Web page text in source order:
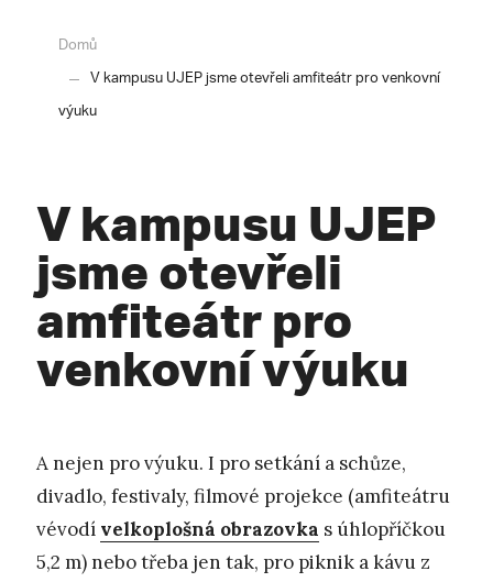
Domů
V kampusu UJEP jsme otevřeli amfiteátr pro venkovní
výuku
V kampusu UJEP
jsme otevřeli
amfiteátr pro
venkovní výuku
A nejen pro výuku. I pro setkání a schůze,
divadlo, festivaly, filmové projekce (amfiteátru
vévodí velkoplošná obrazovka s úhlopříčkou
5,2 m) nebo třeba jen tak, pro piknik a kávu z